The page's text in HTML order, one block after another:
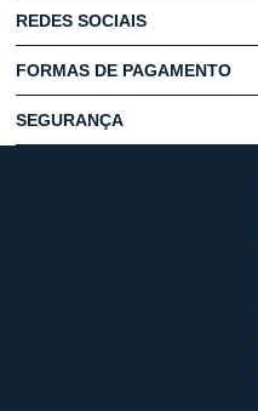
REDES SOCIAIS
FORMAS DE PAGAMENTO
SEGURANÇA